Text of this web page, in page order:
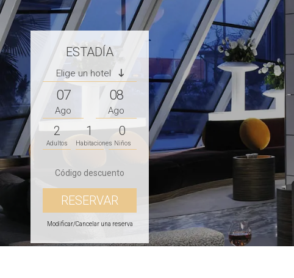
ESTADÍA
Elige un hotel
07
Ago
08
Ago
2
Adultos
1
Habitaciones
0
Niños
Modificar/Cancelar una reserva